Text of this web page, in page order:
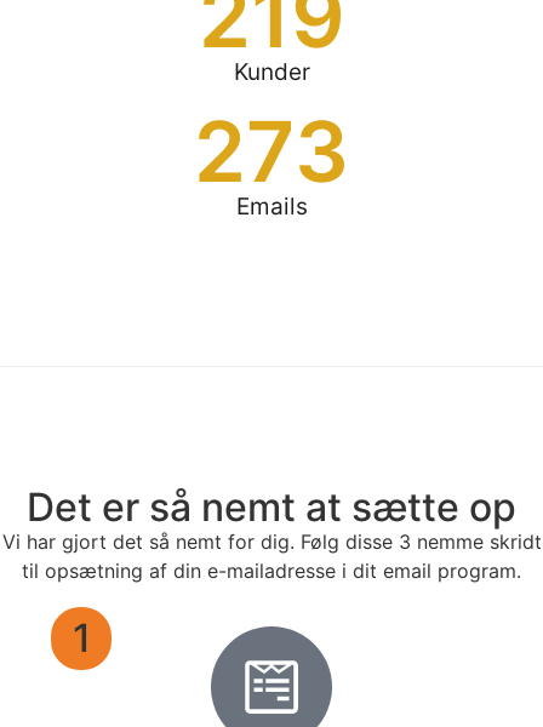
Kunder
Emails
273
Det er så nemt at sætte op
Vi har gjort det så nemt for dig. Følg disse 3 nemme skridt
til opsætning af din e-mailadresse i dit email program.
1